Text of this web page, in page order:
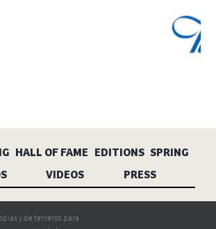
HALL OF FAME EDITIONS SPRING
VIDEOS PRESS
y de terceros para